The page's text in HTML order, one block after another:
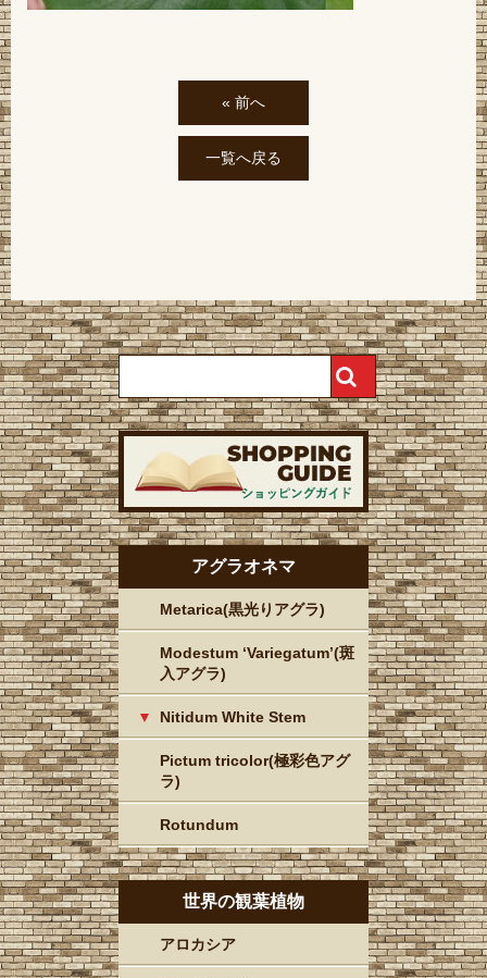
« 前へ
一覧へ戻る
アグラオネマ
Metarica(黒光りアグラ)
Modestum ‘Variegatum’(斑
入アグラ)
Nitidum White Stem
Pictum tricolor(極彩色アグ
ラ)
Rotundum
世界の観葉植物
アロカシア